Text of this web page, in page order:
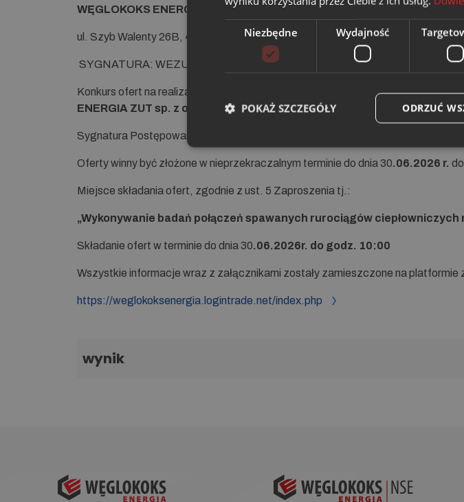
WĘGLOKOKS ENERGIA ZUT sp. z o.o. z siedzibą w Rudzie Śląskiej
ul. Szyb Walenty 26B, 41-700 Ruda Śląska,
SYGNATURA: WEZUT/KOZN/105/2026
Konkurs ofert na realizację zamówienia pn:
Wykonywanie badań połączeń
ENERGIA ZUT sp. z o.o.
Sygnatura Postępowania Zakupowego Nr: WEZUT/KOZN/105/2026 (Platforma
Oferty winny być złożone w nieprzekraczalnym terminie do dnia30.06.2026 r.
Miejsce składania ofert, zgodnie z ust. 5 Zaproszenia tj.:
„Wykonywanie badań połączeń spawanych rurociągów ciepłowniczych
Składanie ofert w terminie do dnia 30.06.2026r. do godz. 10:00
Wszystkie informacje wraz z załącznikami zostały zamieszczone na
https://weglokoksenergia.logintrade.net/index.php
wynik
Niezbędne Wydajność
ODRZUĆ
POKAŻ SZCZEGÓŁY